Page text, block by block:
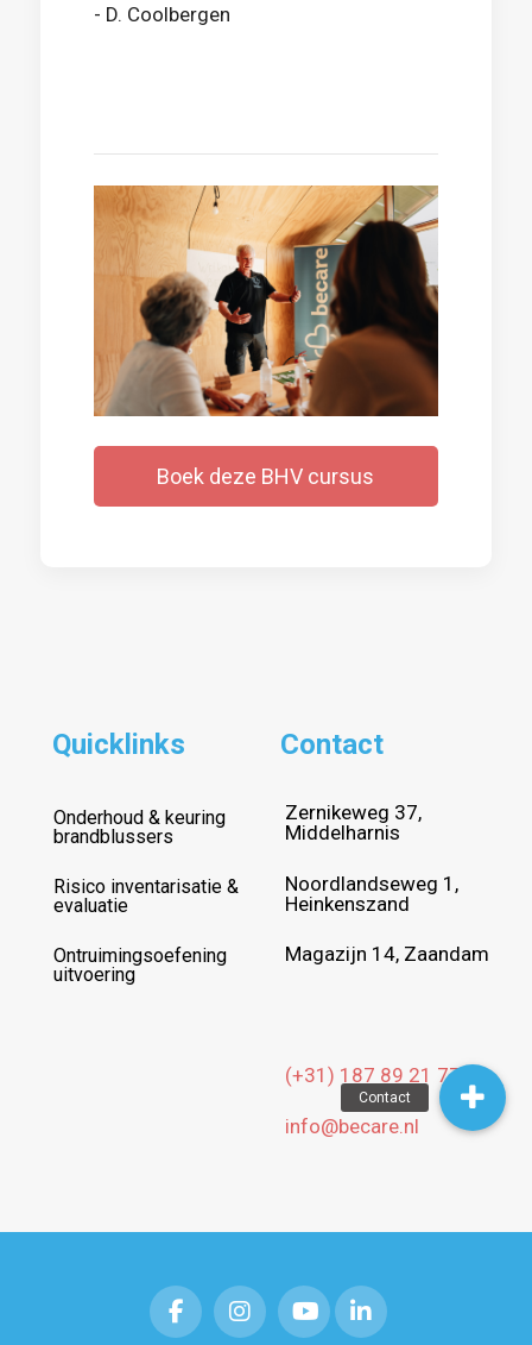
- D. Coolbergen
Boek deze BHV cursus
Quicklinks
Onderhoud & keuring
brandblussers
Risico inventarisatie &
evaluatie
Ontruimingsoefening
uitvoering
Contact
Zernikeweg 37,
Middelharnis
Noordlandseweg 1,
Heinkenszand
Magazijn 14, Zaandam
(+31) 187 89 21 77
info@becare.nl